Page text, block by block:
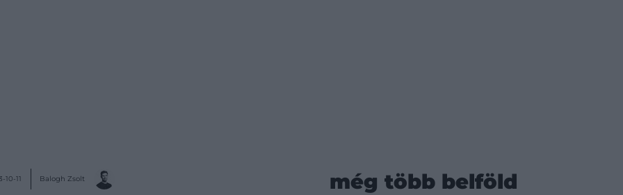
10-11 Balogh Zsolt még több belföld